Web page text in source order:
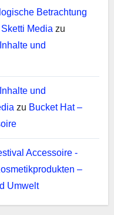
Betrachtung
Media zu
und
und
zu Bucket Hat –
Accessoire -
–
Umwelt